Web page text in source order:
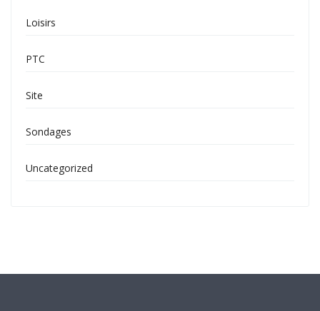
Loisirs
PTC
Site
Sondages
Uncategorized